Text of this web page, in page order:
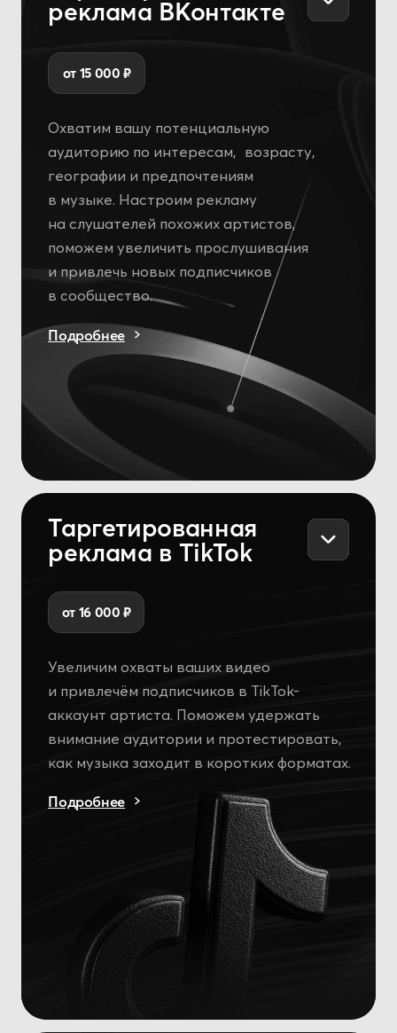
TikTok-посевы
аккаунты с лирикс-видео под ваш трек.
Организуем размещение и согласуем
с вами каждый этап, чтобы запустить
тренд или протестировать трек
на предмет вирусного потенциала в TikTok.
Подробнее
CapCut-шаблоны
с использованием актуальных трендов.
При необходимости — сопровождаем
запуск через блогеров для
Подробнее
Фотосессии